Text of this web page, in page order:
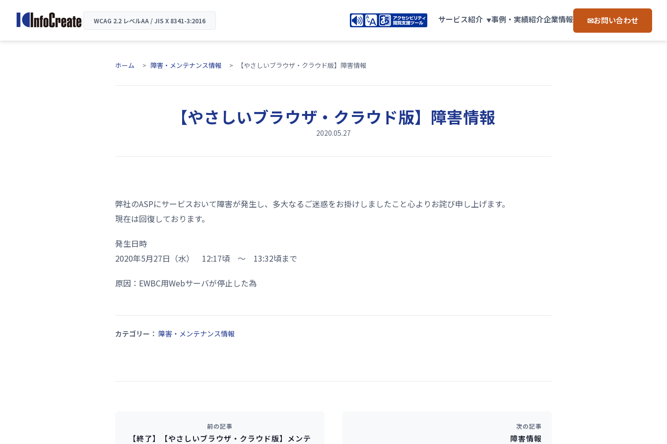
WCAG 2.2 レベルAA / JIS X 8341-3:2016 サービス紹介 事例・実績紹介企業情報 お問い合わせ
ホーム 障害・メンテナンス情報 【やさしいブラウザ・クラウド版】障害情報
【やさしいブラウザ・クラウド版】障害情報
2020.05.27
弊社のASPにサービスおいて障害が発生し、多大なるご迷惑をお掛けしましたこと心よりお詫び申し上げます。
現在は回復しております。
発生日時
2020年5月27日（水） 12:17頃 ～ 13:32頃まで
原因：EWBC用Webサーバが停止した為
カテゴリー： 障害・メンテナンス情報
前の記事
【終了】【やさしいブラウザ・クラウド版】メンテ
次の記事
障害情報